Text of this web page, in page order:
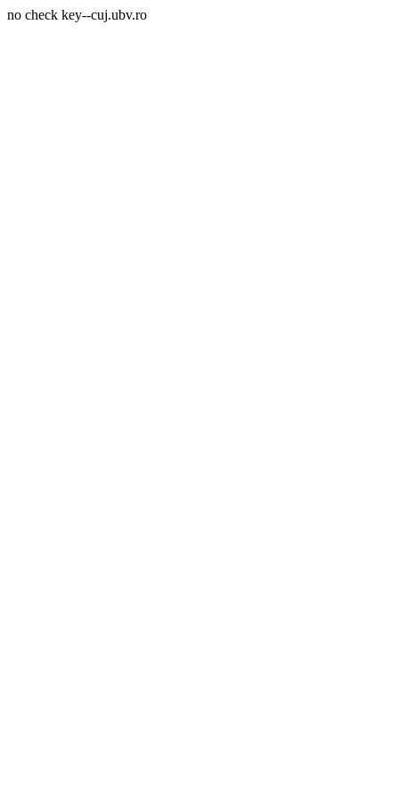
no check key--cuj.ubv.ro